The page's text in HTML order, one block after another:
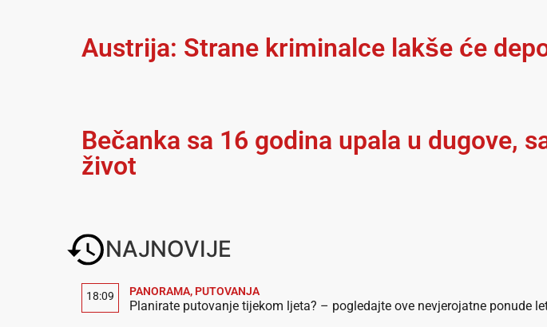
Austrija: Strane kriminalce lakše će
Bečanka sa 16 godina upala u dugove,
život
NAJNOVIJE
18:09 PANORAMA, PUTOVANJA
Planirate putovanje tijekom ljeta? – pogledajte ove nevjerojatne ponude